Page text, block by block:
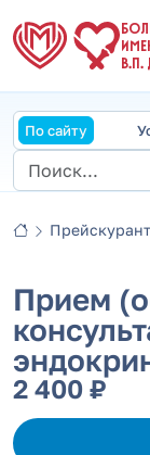
По сайту
Прием
2 400 ₽